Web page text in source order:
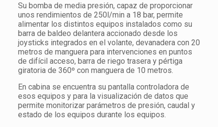
Su bomba de media presión, capaz de proporcionar
unos rendimientos de 250l/min a 18 bar, permite
alimentar los distintos equipos instalados como su
barra de baldeo delantera accionado desde los
joysticks integrados en el volante, devanadera con 20
metros de manguera para intervenciones en puntos
de difícil acceso, barra de riego trasera y pértiga
giratoria de 360º con manguera de 10 metros.
En cabina se encuentra su pantalla controladora de
esos equipos y para la visualización de datos que
permite monitorizar parámetros de presión, caudal y
estado de los equipos durante los equipos.